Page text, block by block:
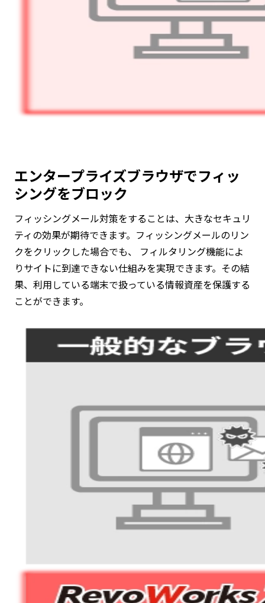
エンタープライズブラウザでフィッ
シングをブロック
フィッシングメール対策をすることは、大きなセキュリ
ティの効果が期待できます。フィッシングメールのリン
クをクリックした場合でも、 フィルタリング機能によ
りサイトに到達できない仕組みを実現できます。その結
果、利用している端末で扱っている情報資産を保護する
ことができます。